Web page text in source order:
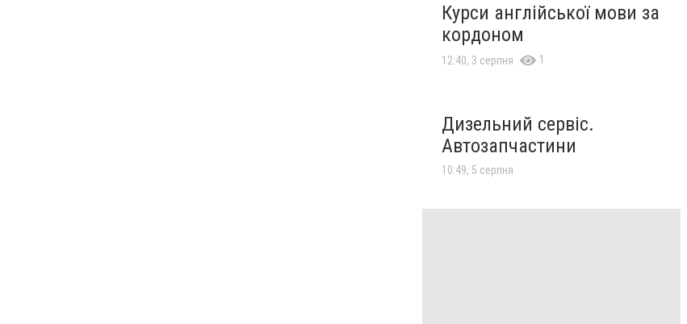
Курси англійської мови за
кордоном
12:40, 3 серпня 1
Дизельний сервіс.
Автозапчастини
10:49, 5 серпня